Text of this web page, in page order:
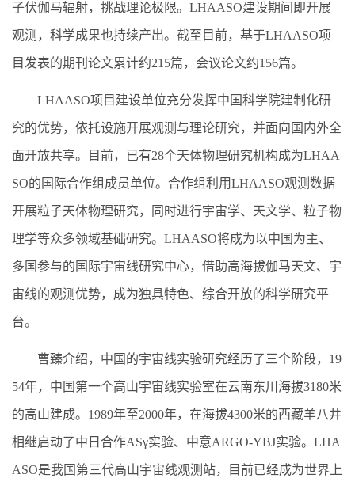
子伏伽马辐射，挑战理论极限。LHAASO建设期间即开展
观测，科学成果也持续产出。截至目前，基于LHAASO项
目发表的期刊论文累计约215篇，会议论文约156篇。
LHAASO项目建设单位充分发挥中国科学院建制化研
究的优势，依托设施开展观测与理论研究，并面向国内外全
面开放共享。目前，已有28个天体物理研究机构成为LHAA
SO的国际合作组成员单位。合作组利用LHAASO观测数据
开展粒子天体物理研究，同时进行宇宙学、天文学、粒子物
理学等众多领域基础研究。LHAASO将成为以中国为主、
多国参与的国际宇宙线研究中心，借助高海拔伽马天文、宇
宙线的观测优势，成为独具特色、综合开放的科学研究平
台。
曹臻介绍，中国的宇宙线实验研究经历了三个阶段，19
54年，中国第一个高山宇宙线实验室在云南东川海拔3180米
的高山建成。1989年至2000年，在海拔4300米的西藏羊八井
相继启动了中日合作ASγ实验、中意ARGO-YBJ实验。LHA
ASO是我国第三代高山宇宙线观测站，目前已经成为世界上